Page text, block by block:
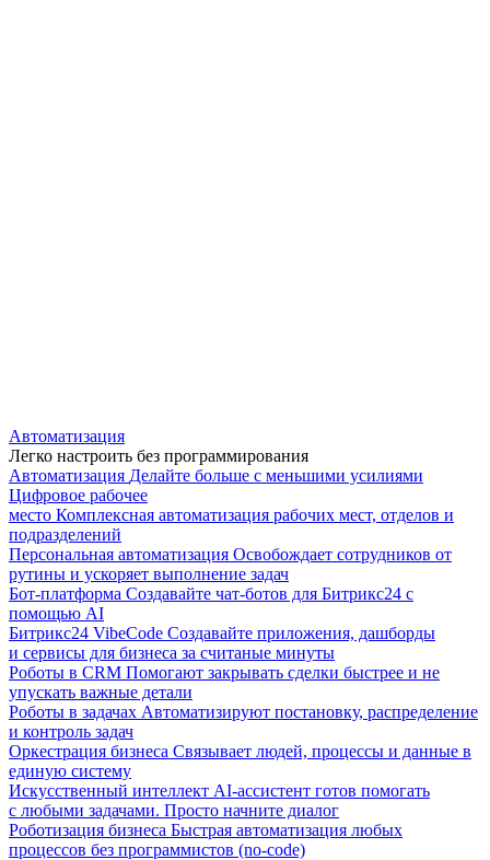
Автоматизация
Легко настроить без программирования
Автоматизация Делайте больше с меньшими усилиями
Цифровое рабочее
место Комплексная автоматизация рабочих мест, отделов и
подразделений
Персональная автоматизация Освобождает сотрудников от
рутины и ускоряет выполнение задач
Бот-платформа Создавайте чат-ботов для Битрикс24 с
помощью AI
Битрикс24 VibeCode Создавайте приложения, дашборды
и сервисы для бизнеса за считаные минуты
Роботы в CRM Помогают закрывать сделки быстрее и не
упускать важные детали
Роботы в задачах Автоматизируют постановку, распределение
и контроль задач
Оркестрация бизнеса Связывает людей, процессы и данные в
единую систему
Искусственный интеллект AI-ассистент готов помогать
с любыми задачами. Просто начните диалог
Роботизация бизнеса Быстрая автоматизация любых
процессов без программистов (no-code)